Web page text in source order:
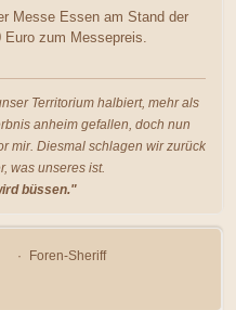
Messe Essen am Stand der
zum Messepreis.
Territorium halbiert, mehr als
anheim gefallen, doch nun
mir. Diesmal schlagen wir zurück
was unseres ist.
büssen."
Foren-Sheriff